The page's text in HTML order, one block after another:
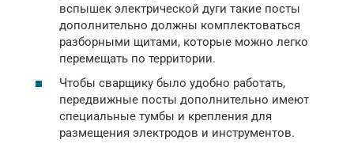
вспышек электрической дуги такие посты
дополнительно должны комплектоваться
разборными щитами, которые можно легко
перемещать по территории.
Чтобы сварщику было удобно работать,
передвижные посты дополнительно имеют
специальные тумбы и крепления для
размещения электродов и инструментов.